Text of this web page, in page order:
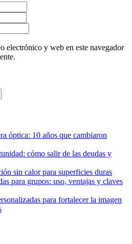
electrónico y web en este navegador
óptica: 10 años que cambiaron
cómo salir de las deudas y
sin calor para superficies duras
para grupos: uso, ventajas y claves
para fortalecer la imagen